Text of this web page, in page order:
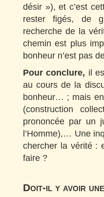
désir »), et c’est
rester figés, de
recherche de la
chemin est plus
bonheur n’est pas
Pour conclure, il
au cours de la
bonheur… ; mais
(construction
prononcée par un
l’Homme),… Une
chercher la vérité :
faire ?
Doit-il y avoir